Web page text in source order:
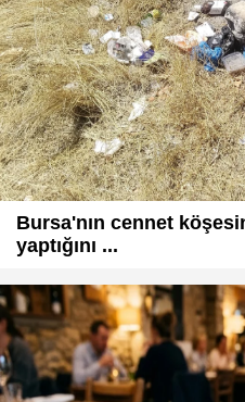
Bursa'nın cennet
yaptığını ...